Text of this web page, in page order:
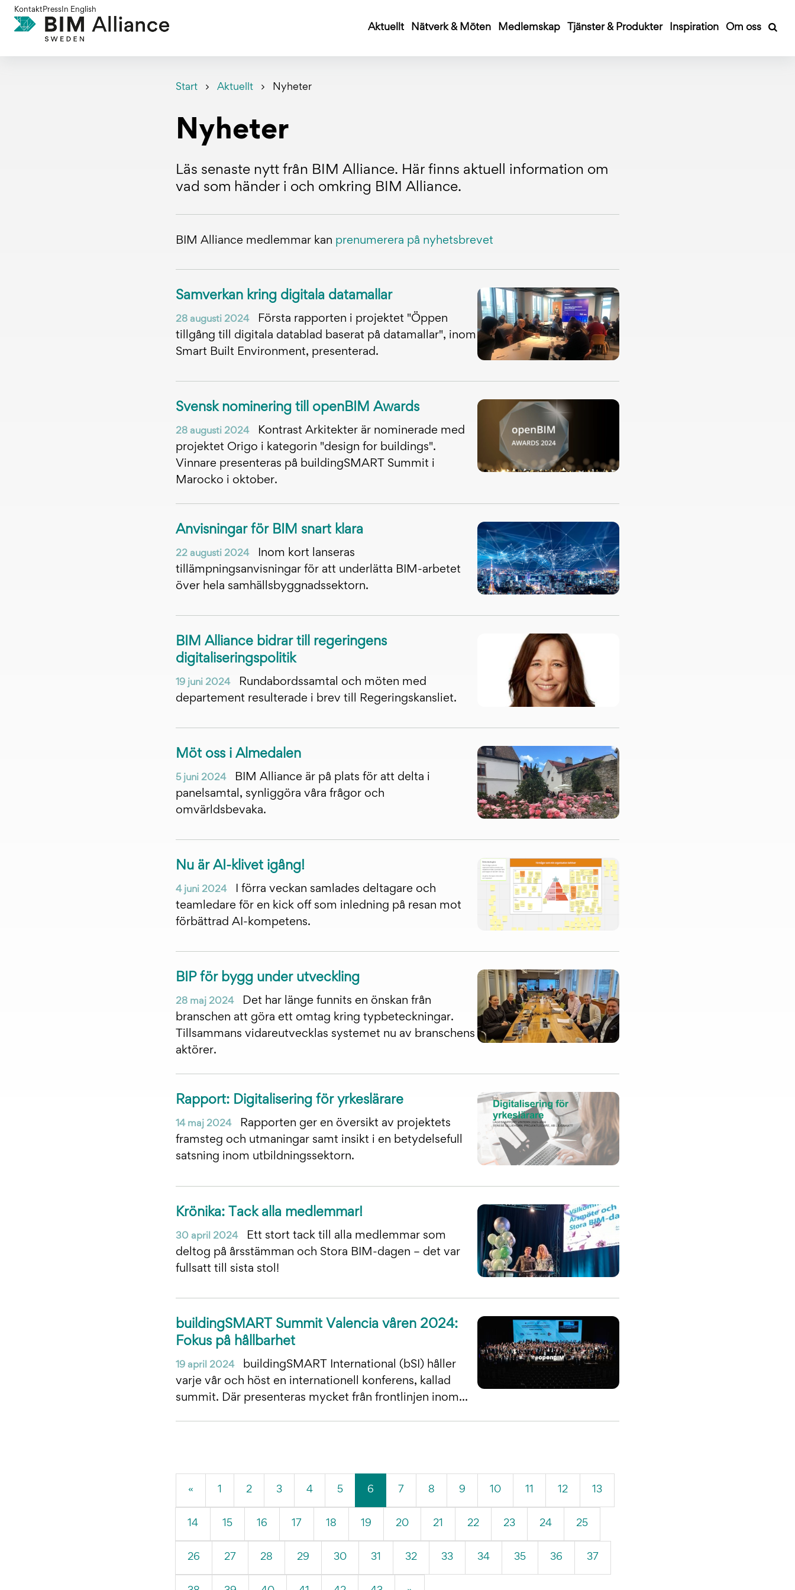
innehållet
Kontakt Press In English
Aktuellt Nätverk & Möten Medlemskap Tjänster & Produkter Inspiration Om oss
Start Aktuellt Nyheter
Nyheter
Läs senaste nytt från BIM Alliance. Här finns aktuell information om
vad som händer i och omkring BIM Alliance.
BIM Alliance medlemmar kan prenumerera på nyhetsbrevet
Samverkan kring digitala datamallar
28 augusti 2024
Första rapporten i projektet "Öppen
tillgång till digitala datablad baserat på datamallar", inom
Smart Built Environment, presenterad.
Svensk nominering till openBIM Awards
28 augusti 2024
Kontrast Arkitekter är nominerade med
projektet Origo i kategorin "design for buildings".
Vinnare presenteras på buildingSMART Summit i
Marocko i oktober.
Anvisningar för BIM snart klara
22 augusti 2024
Inom kort lanseras
tillämpningsanvisningar för att underlätta BIM-arbetet
över hela samhällsbyggnadssektorn.
BIM Alliance bidrar till regeringens
digitaliseringspolitik
19 juni 2024
Rundabordssamtal och möten med
departement resulterade i brev till Regeringskansliet.
Möt oss i Almedalen
5 juni 2024
BIM Alliance är på plats för att delta i
panelsamtal, synliggöra våra frågor och
omvärldsbevaka.
Nu är AI-klivet igång!
4 juni 2024
I förra veckan samlades deltagare och
teamledare för en kick off som inledning på resan mot
förbättrad AI-kompetens.
BIP för bygg under utveckling
28 maj 2024
Det har länge funnits en önskan från
branschen att göra ett omtag kring typbeteckningar.
Tillsammans vidareutvecklas systemet nu av branschens
aktörer.
Rapport: Digitalisering för yrkeslärare
14 maj 2024
Rapporten ger en översikt av projektets
framsteg och utmaningar samt insikt i en betydelsefull
satsning inom utbildningssektorn.
Krönika: Tack alla medlemmar!
30 april 2024
Ett stort tack till alla medlemmar som
deltog på årsstämman och Stora BIM-dagen – det var
fullsatt till sista stol!
buildingSMART Summit Valencia våren 2024:
Fokus på hållbarhet
19 april 2024
buildingSMART International (bSI) håller
varje vår och höst en internationell konferens, kallad
summit. Där presenteras mycket från frontlinjen inom...
« 2 3 4 5 6 (Aktuell
7 8 9 10 12 13
14 15 16 17 18 19 20 21 22 23 24 25
26 27 28 29 30 31 32 33 34 35 36 37